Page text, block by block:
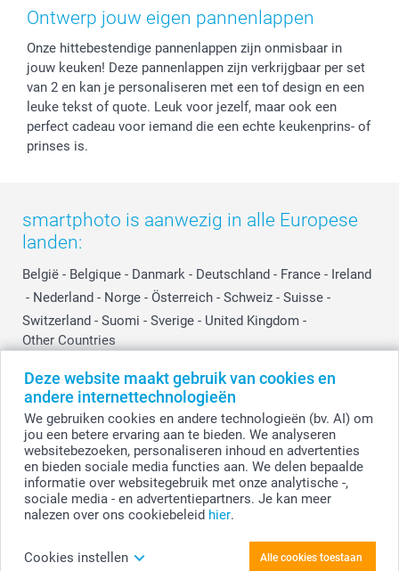
Deze website maakt gebruik van cookies en
andere internettechnologieën
We gebruiken cookies en andere technologieën (bv. AI) om
jou een betere ervaring aan te bieden. We analyseren
websitebezoeken, personaliseren inhoud en advertenties
en bieden sociale media functies aan. We delen bepaalde
informatie over websitegebruik met onze analytische -,
sociale media - en advertentiepartners. Je kan meer
nalezen over ons cookiebeleid hier.
Cookies instellen Alle cookies toestaan
Personaliseer je Pannenlappen - Set van 2
Herroepingsrecht
Cookiebeleid
Reviews
Prijslijst
Investor Relations
Mijn orderstatus
smartbonus
smartfriends
service@smartphoto.nl
Affiliate partnerprogramma
Partnerships
Influencer partnerprogramma
Baby
Moederdag
Vaderdag
Huwelijk
Ontwerp jouw eigen pannenlappen
Onze hittebestendige pannenlappen zijn onmisbaar in
jouw keuken! Deze pannenlappen zijn verkrijgbaar per set
van 2 en kan je personaliseren met een tof design en een
leuke tekst of quote. Leuk voor jezelf, maar ook een
perfect cadeau voor iemand die een echte keukenprins- of
prinses is.
smartphoto is aanwezig in alle Europese
landen:
België - Belgique - Danmark - Deutschland - France - Ireland
- Nederland - Norge - Österreich - Schweiz - Suisse -
Switzerland - Suomi - Sverige - United Kingdom -
Other Countries
© smartphoto group. Alle rechten voorbehouden.Disclaimer
Alle prijzen zijn in EURO (€) inclusief BTW en exclusief verzendkosten.